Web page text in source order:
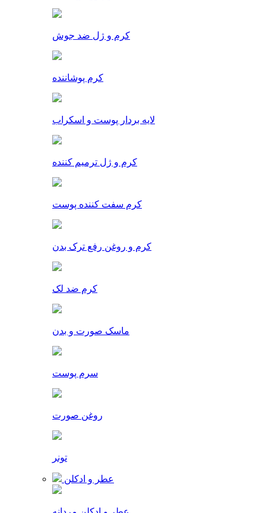
کرم و ژل ضد جوش
کرم پوشاننده
لایه بردار پوست و اسکراب
کرم و ژل ترمیم کننده
کرم سفت کننده پوست
کرم و روغن رفع ترک بدن
کرم ضد لک
ماسک صورت و بدن
سرم پوست
روغن صورت
تونر
عطر و ادکلن